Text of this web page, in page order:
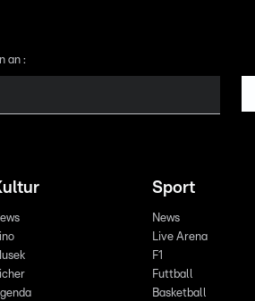
an :
Sport
News
Live Arena
F1
Futtball
Basketball